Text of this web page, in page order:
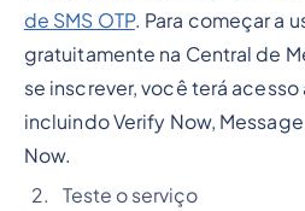
de SMS OTP. Para começar a
gratuitamente na Central de
se inscrever, você terá
incluindo Verify Now,
Now.
Teste o serviço